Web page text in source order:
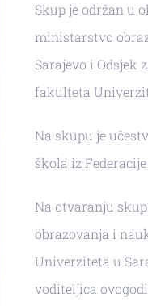
Skup je održan u
ministarstvo
Sarajevo i
fakulteta
Na skupu je
škola iz
Na otvaranju
obrazovanja i
Univerziteta u
voditeljica